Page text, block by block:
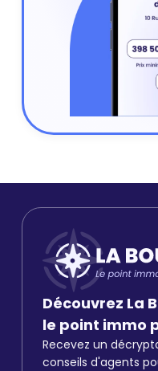
Découvrez La
le point immo
Recevez un
conseils d'agents